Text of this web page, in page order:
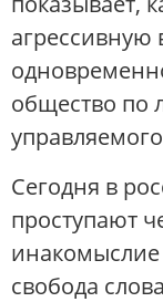
агрессивную
общество по
Сегодня в
проступают
инакомыслие
свобода